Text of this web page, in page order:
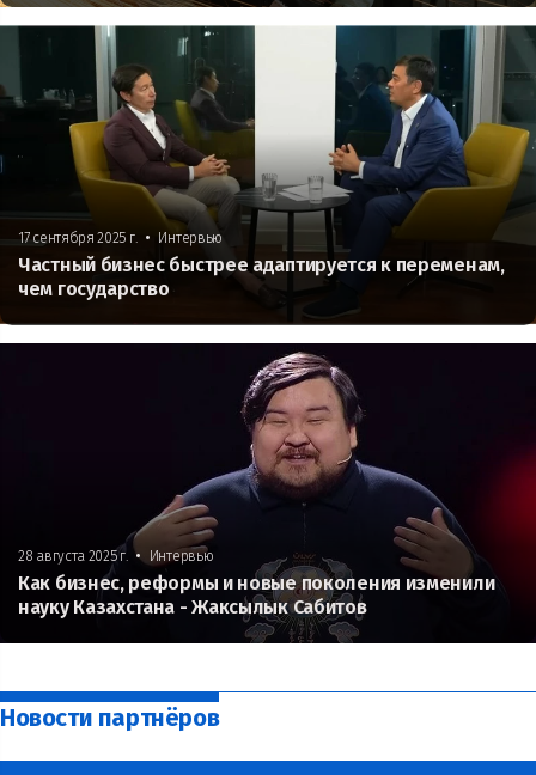
17 сентября 2025 г. • Интервью
Частный бизнес быстрее адаптируется к переменам,
чем государство
28 августа 2025 г. • Интервью
Как бизнес, реформы и новые поколения изменили
науку Казахстана - Жаксылык Сабитов
Новости партнёров